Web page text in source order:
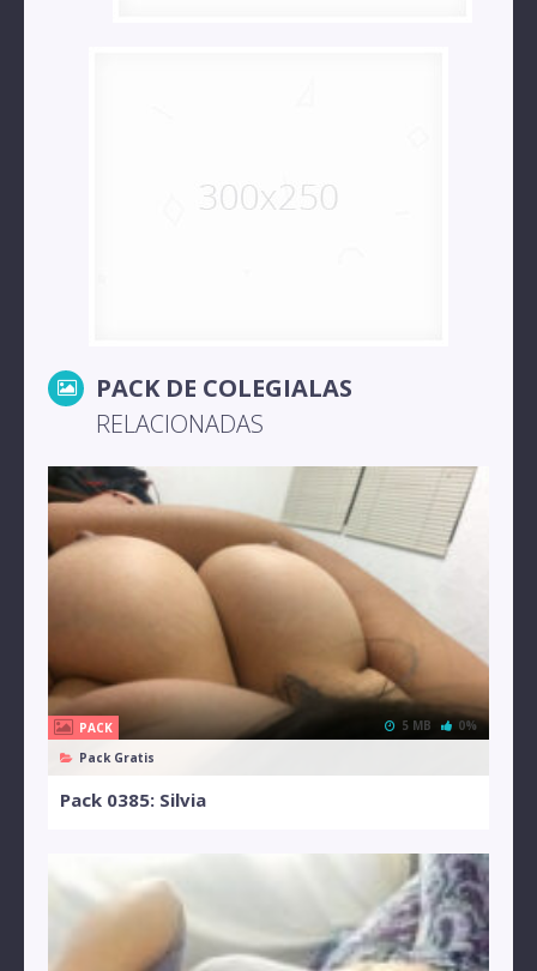
PACK DE COLEGIALAS
RELACIONADAS
PACK
Pack Gratis
5 MB 0%
Pack 0385: Silvia